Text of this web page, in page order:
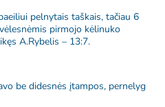
pelnytais taškais, tačiau 6
pirmojo kėlinuko
A.Rybelis – 13:7.
be didesnės įtampos, pernelyg